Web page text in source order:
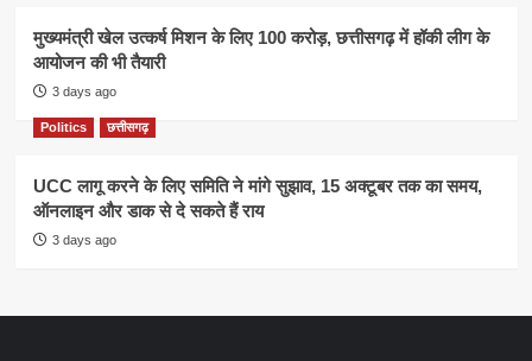
मुख्यमंत्री खेल उत्कर्ष मिशन के लिए 100 करोड़, छत्तीसगढ़ में हॉकी लीग के
आयोजन की भी तैयारी
3 days ago
Politics छत्तीसगढ़
UCC लागू करने के लिए समिति ने मांगे सुझाव, 15 अक्टूबर तक का समय,
ऑनलाइन और डाक से दे सकते हैं राय
3 days ago